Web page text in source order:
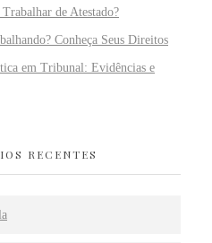
de Atestado?
Conheça Seus Direitos
em Tribunal: Evidências e
RECENTES